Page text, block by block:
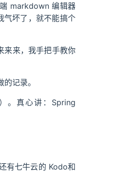
markdown 编辑器
气坏了，就不能搞个
来来，我手把手教你
记录。
。真心讲：Spring
有七牛云的 Kodo和